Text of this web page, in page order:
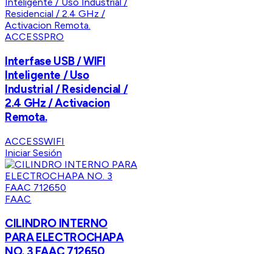
ACCESSPRO
Interfase USB / WIFI
Inteligente / Uso
Industrial / Residencial /
2.4 GHz / Activacion
Remota.
ACCESSWIFI
Iniciar Sesión
FAAC
CILINDRO INTERNO
PARA ELECTROCHAPA
NO. 3 FAAC 712650